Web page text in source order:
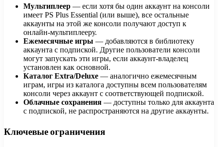
Мультиплеер — если хотя бы один аккаунт на консоли
имеет PS Plus Essential (или выше), все остальные
аккаунты на этой же консоли получают доступ к
онлайн-мультиплееру.
Ежемесячные игры — добавляются в библиотеку
аккаунта с подпиской. Другие пользователи консоли
могут запускать эти игры, если аккаунт-владелец
установлен как основной.
Каталог Extra/Deluxe — аналогично ежемесячным
играм, игры из каталога доступны всем пользователям
консоли через аккаунт с соответствующей подпиской.
Облачные сохранения — доступны только для аккаунта
с подпиской, не распространяются на другие аккаунты.
Ключевые ограничения